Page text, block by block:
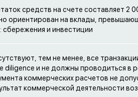
средств на счете составляет 2
ориентирован на вклады,
сбережения и инвестиции
тем не менее, все
diligence и не должны проводиться в
коммерческих расчетов не
коммерческой деятельности